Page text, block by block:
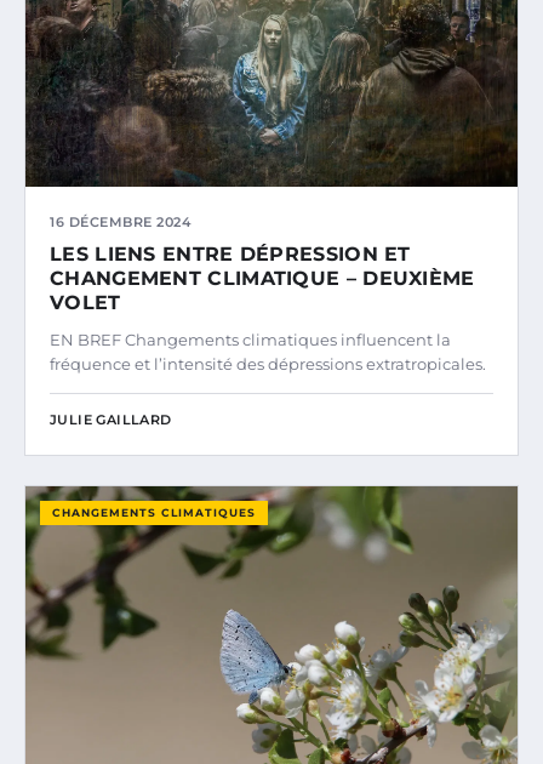
16 DÉCEMBRE 2024
LES LIENS ENTRE DÉPRESSION ET
CHANGEMENT CLIMATIQUE – DEUXIÈME
VOLET
EN BREF Changements climatiques influencent la
fréquence et l’intensité des dépressions extratropicales.
JULIE GAILLARD
CHANGEMENTS CLIMATIQUES